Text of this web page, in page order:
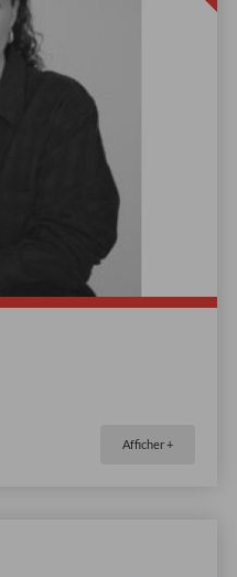
Afficher +